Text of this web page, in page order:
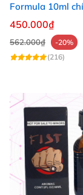
Formula 10ml
Mỹ dành cho Top
450.000₫
562.000₫
-20%
(216)